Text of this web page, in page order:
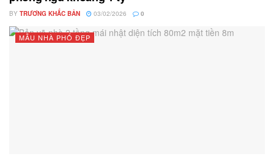
BY TRƯƠNG KHẮC BẢN 03/02/2026 0
MẪU NHÀ PHỐ ĐẸP